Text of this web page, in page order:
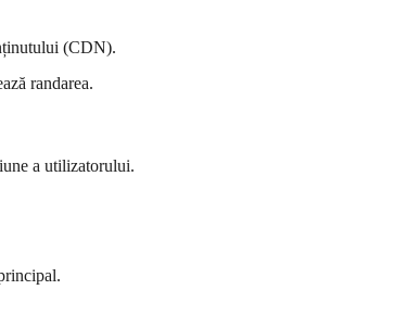
(CDN).
randarea.
a utilizatorului.